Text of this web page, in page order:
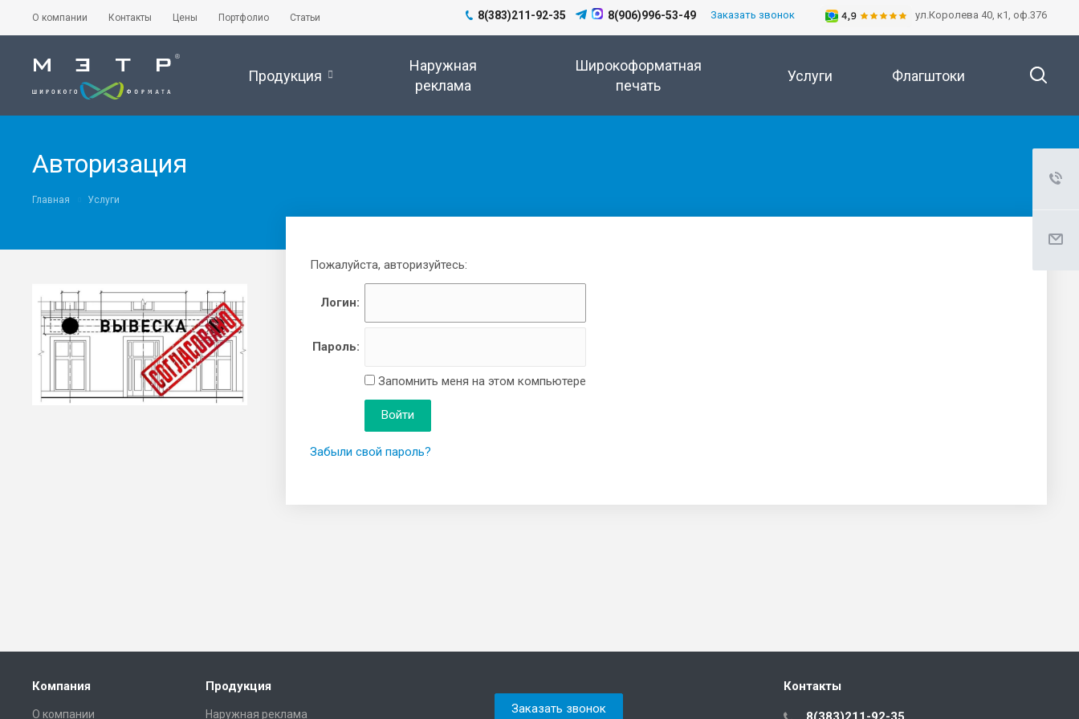
О компании Контакты Цены Портфолио Статьи ул.Королева 40, к1, оф.376
8(383)211-92-35 8(906)996-53-49 Заказать звонок
Продукция
Наружная
реклама
Широкоформатная
печать
Услуги Флагштоки
Авторизация
Главная Услуги
Пожалуйста, авторизуйтесь:
Логин:
Пароль:
Запомнить меня на этом компьютере
Забыли свой пароль?
Компания
О компании
Продукция
Наружная реклама Заказать звонок
Контакты